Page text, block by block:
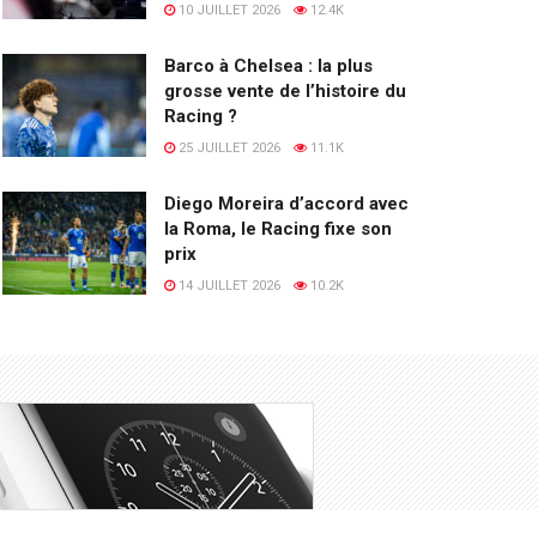
10 JUILLET 2026 12.4K
Barco à Chelsea : la plus
grosse vente de l’histoire du
Racing ?
25 JUILLET 2026 11.1K
Diego Moreira d’accord avec
la Roma, le Racing fixe son
prix
14 JUILLET 2026 10.2K